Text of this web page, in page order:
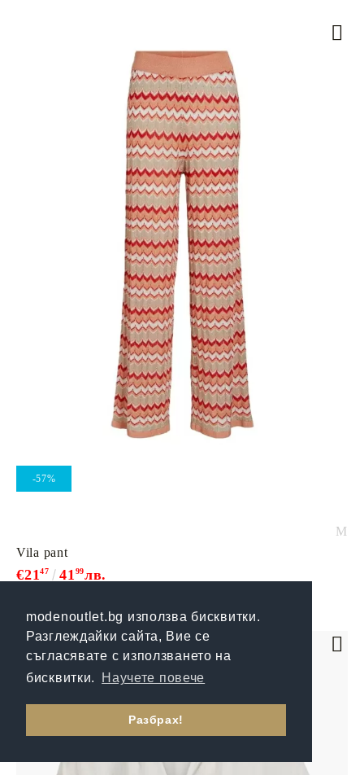
modenoutlet.bg използва бисквитки.
Разглеждайки сайта, Вие се
съгласявате с използването на
бисквитки.
Научете повече
Разбрах!
-57%
M
Vila pant
€2147 4199лв.